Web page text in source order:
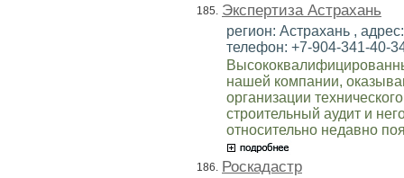
185. Экспертиза Астрахань
регион: Астрахань ,
телефон: +7-904-341-40-
нашей компании,
организации
строительный аудит и
относительно недавно
186. Роскадастр